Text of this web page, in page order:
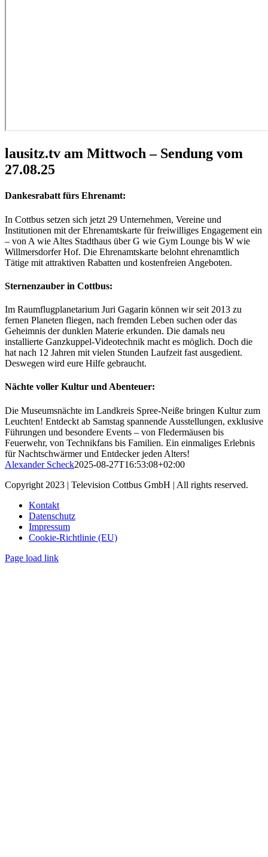
lausitz.tv am Mittwoch – Sendung vom
27.08.25
Dankesrabatt fürs Ehrenamt:
In Cottbus setzen sich jetzt 29 Unternehmen, Vereine und
Institutionen mit der Ehrenamtskarte für freiwilliges Engagement ein
– von A wie Altes Stadthaus über G wie Gym Lounge bis W wie
Willmersdorfer Hof. Die Ehrenamtskarte belohnt ehrenamtlich
Tätige mit attraktiven Rabatten und kostenfreien Angeboten.
Sternenzauber in Cottbus:
Im Raumflugplanetarium Juri Gagarin können wir seit 2013 zu
fernen Planeten fliegen, nach fremden Leben suchen oder das
Geheimnis der dunklen Materie erkunden. Die damals neu
installierte Ganzkuppel-Videotechnik macht es möglich. Doch die
hat nach 12 Jahren mit vielen Stunden Laufzeit fast ausgedient.
Deswegen wird eure Hilfe gebraucht.
Nächte voller Kultur und Abenteuer:
Die Museumsnächte im Landkreis Spree-Neiße bringen Kultur zum
Leuchten! Entdeckt ab Samstag spannende Ausstellungen, exklusive
Führungen und besondere Events – von Fledermäusen bis
Feuerwehr, von Technikfans bis Familien. Ein einmaliges Erlebnis
für Nachtschwärmer und Entdecker jeden Alters!
Alexander Scheck2025-08-27T16:53:08+02:00
Copyright 2023 | Television Cottbus GmbH | All rights reserved.
Kontakt
Datenschutz
Impressum
Cookie-Richtlinie (EU)
Page load link